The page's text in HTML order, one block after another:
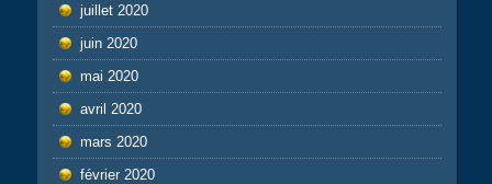
juillet 2020
juin 2020
mai 2020
avril 2020
mars 2020
février 2020